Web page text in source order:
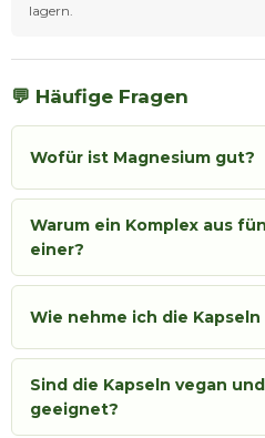
lagern.
💬 Häufige Fragen
Wofür ist Magnesium gut?
Warum ein Komplex aus
einer?
Wie nehme ich die Kapseln
Sind die Kapseln vegan
geeignet?